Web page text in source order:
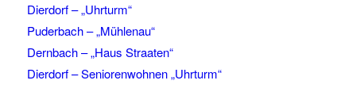
Dierdorf – „Uhrturm“
Puderbach – „Mühlenau“
Dernbach – „Haus Straaten“
Dierdorf – Seniorenwohnen „Uhrturm“